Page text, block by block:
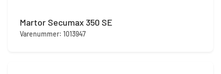
Martor Secumax 350 SE
Varenummer: 1013947